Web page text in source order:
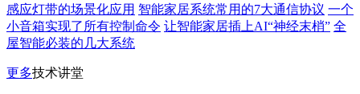
感应灯带的场景化应用 智能家居系统常用的7大通信协议 一个
小音箱实现了所有控制命令 让智能家居插上AI“神经末梢” 全
屋智能必装的几大系统
更多技术讲堂